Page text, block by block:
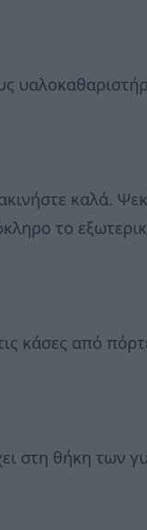
καλά.
το
κάσες από
στη θήκη των